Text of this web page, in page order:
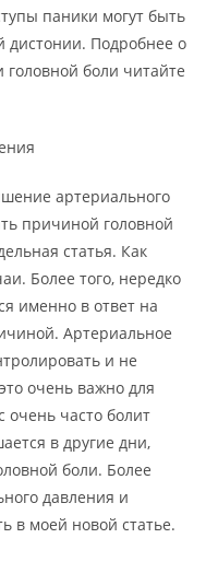
паники могут быть
дистонии. Подробнее о
боли читайте
артериального
причиной головной
статья. Как
Более того, нередко
именно в ответ на
Артериальное
и не
очень важно для
очень часто болит
в другие дни,
боли. Более
давления и
в моей новой статье.